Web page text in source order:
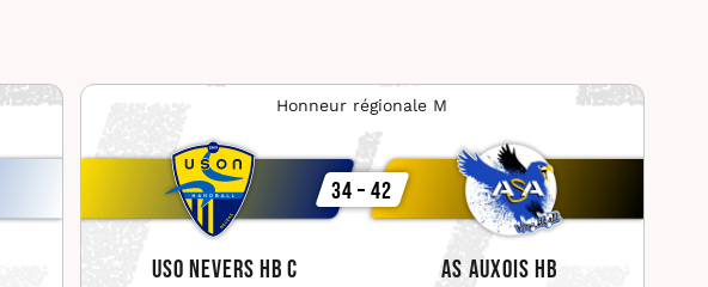
Honneur régionale M
USO Nevers HB C AS Auxois HB
34 – 42